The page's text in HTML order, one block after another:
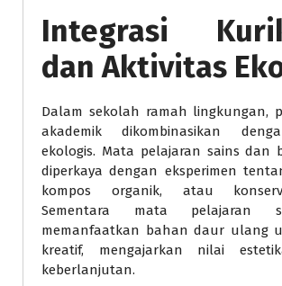
Integrasi
dan Aktivitas
Dalam sekolah ramah lingkungan,
akademik dikombinasikan
ekologis. Mata pelajaran sains dan
diperkaya dengan eksperimen
kompos organik, atau
Sementara mata pelajaran
memanfaatkan bahan daur ulang
kreatif, mengajarkan nilai
keberlanjutan.